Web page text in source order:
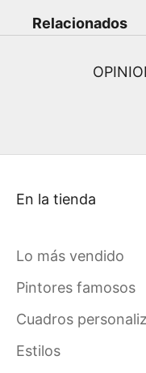
Relacionados
En la tienda
Lo más vendido
Pintores famosos
Cuadros
Estilos